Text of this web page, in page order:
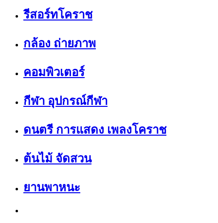
รีสอร์ทโคราช
กล้อง ถ่ายภาพ
คอมพิวเตอร์
กีฬา อุปกรณ์กีฬา
ดนตรี การแสดง เพลงโคราช
ต้นไม้ จัดสวน
ยานพาหนะ